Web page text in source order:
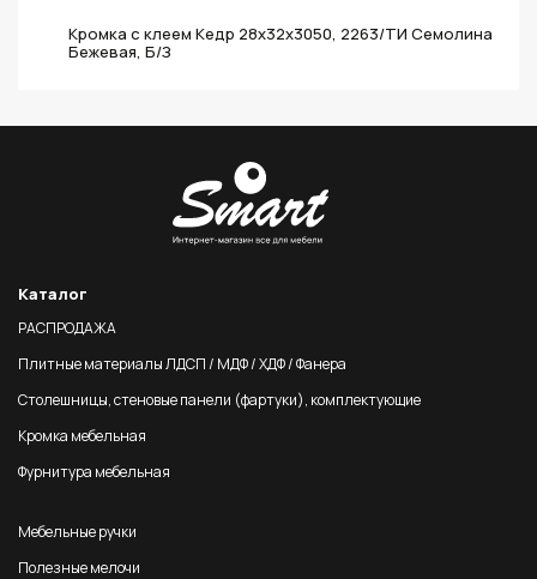
Кромка с клеем Кедр 28х32х3050, 2263/ТИ Семолина
Бежевая, Б/З
Каталог
РАСПРОДАЖА
Плитные материалы ЛДСП / МДФ / ХДФ / Фанера
Столешницы, стеновые панели (фартуки), комплектующие
Кромка мебельная
Фурнитура мебельная
Мебельные ручки
Полезные мелочи